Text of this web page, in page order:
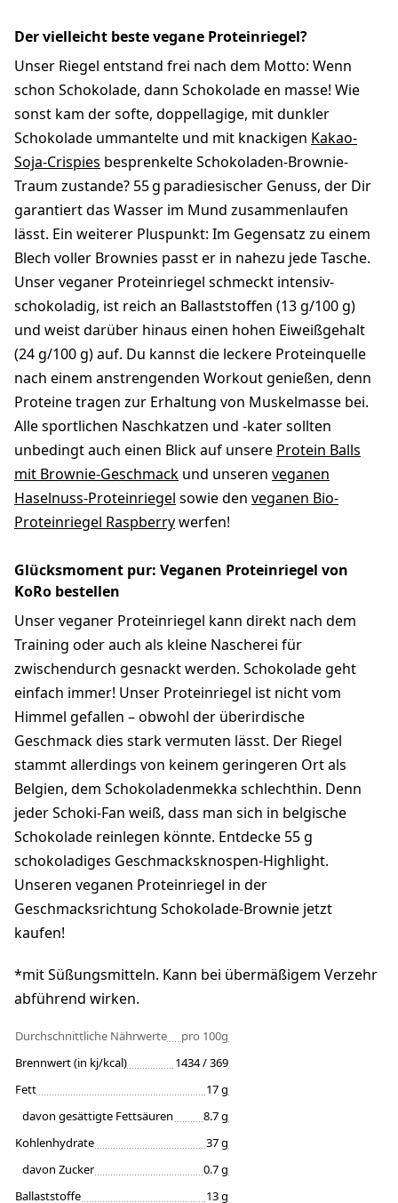
Der vielleicht beste vegane Proteinriegel?
Unser Riegel entstand frei nach dem Motto: Wenn
schon Schokolade, dann Schokolade en masse! Wie
sonst kam der softe, doppellagige, mit dunkler
Schokolade ummantelte und mit knackigen Kakao-
Soja-Crispies besprenkelte Schokoladen-Brownie-
Traum zustande? 55 g paradiesischer Genuss, der Dir
garantiert das Wasser im Mund zusammenlaufen
lässt. Ein weiterer Pluspunkt: Im Gegensatz zu einem
Blech voller Brownies passt er in nahezu jede Tasche.
Unser veganer Proteinriegel schmeckt intensiv-
schokoladig, ist reich an Ballaststoffen (13 g/100 g)
und weist darüber hinaus einen hohen Eiweißgehalt
(24 g/100 g) auf. Du kannst die leckere Proteinquelle
nach einem anstrengenden Workout genießen, denn
Proteine tragen zur Erhaltung von Muskelmasse bei.
Alle sportlichen Naschkatzen und -kater sollten
unbedingt auch einen Blick auf unsere Protein Balls
mit Brownie-Geschmack und unseren veganen
Haselnuss-Proteinriegel sowie den veganen Bio-
Proteinriegel Raspberrywerfen!
Glücksmoment pur: Veganen Proteinriegel von
KoRo bestellen
Unser veganer Proteinriegel kann direkt nach dem
Training oder auch als kleine Nascherei für
zwischendurch gesnackt werden. Schokolade geht
einfach immer! Unser Proteinriegel ist nicht vom
Himmel gefallen – obwohl der überirdische
Geschmack dies stark vermuten lässt. Der Riegel
stammt allerdings von keinem geringeren Ort als
Belgien, dem Schokoladenmekka schlechthin. Denn
jeder Schoki-Fan weiß, dass man sich in belgische
Schokolade reinlegen könnte. Entdecke 55 g
schokoladiges Geschmacksknospen-Highlight.
Unseren veganen Proteinriegel in der
Geschmacksrichtung Schokolade-Brownie jetzt
kaufen!
*mit Süßungsmitteln. Kann bei übermäßigem Verzehr
abführend wirken.
Durchschnittliche Nährwerte
pro 100g
Brennwert (in kj/kcal)
1434 / 369
Fett
17 g
davon gesättigte Fettsäuren
8.7 g
Kohlenhydrate
37 g
davon Zucker
0.7 g
Ballaststoffe
13 g